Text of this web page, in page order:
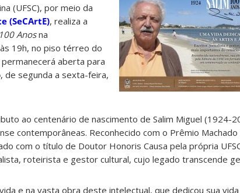
(UFSC), por meio da
(SeCArtE), realiza a
Anosna
às 19h, no piso térreo do
aberta para
, de segunda a sexta-feira,
ao centenário de nascimento de Salim Miguel (1924-
contemporâneas. Reconhecido com o Prêmio Machado
com o título de Doutor Honoris Causa pela própria
roteirista e gestor cultural, cujo legado transcende
e na vasta obra deste intelectual, que dedicou sua vida